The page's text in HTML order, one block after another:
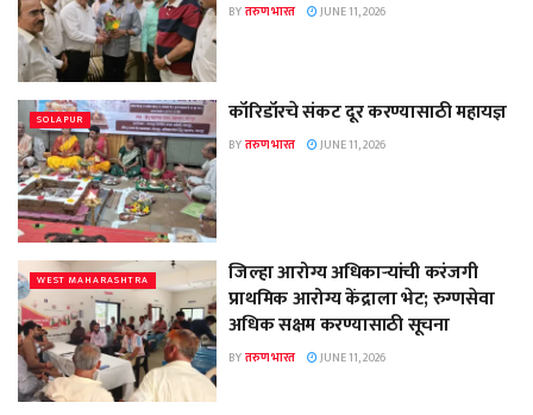
BYतरुण भारत JUNE 11, 2026
SOLAPUR कॉरिडॉरचे संकट दूर करण्यासाठी महायज्ञ
BYतरुण भारत JUNE 11, 2026
WEST MAHARASHTRA
जिल्हा आरोग्य अधिकाऱ्यांची करंजगी
प्राथमिक आरोग्य केंद्राला भेट; रुग्णसेवा
अधिक सक्षम करण्यासाठी सूचना
BYतरुण भारत JUNE 11, 2026